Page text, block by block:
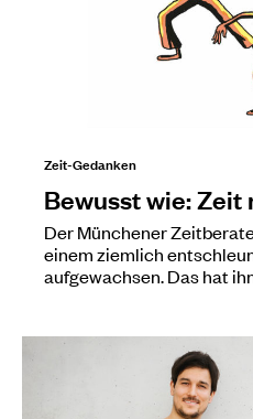
Zeit-Gedanken
Bewusst wie:
Der Münchener
einem ziemlich
aufgewachsen. Das hat